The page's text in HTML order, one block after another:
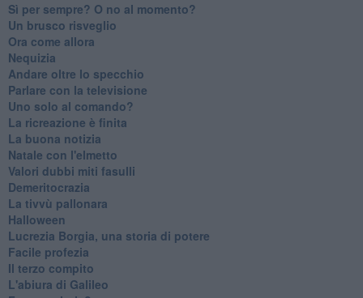
​Sì per sempre? O no al momento?
Un brusco risveglio
Ora come allora
Nequizia
Andare oltre lo specchio
Parlare con la televisione
Uno solo al comando?
La ricreazione è finita
La buona notizia
Natale con l'elmetto
Valori dubbi miti fasulli
Demeritocrazia
La tivvù pallonara
Halloween
​Lucrezia Borgia, una storia di potere
Facile profezia
Il terzo compito
L'abiura di Galileo